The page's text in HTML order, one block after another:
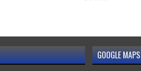
GOOGLE MAPS